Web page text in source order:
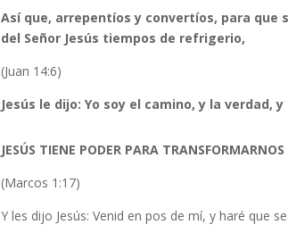
Así que, arrepentíos y convertíos, para que
del Señor Jesús tiempos de refrigerio,
(Juan 14:6)
Jesús le dijo: Yo soy el camino, y la verdad,
JESÚS TIENE PODER PARA
(Marcos 1:17)
Y les dijo Jesús: Venid en pos de mí, y haré que